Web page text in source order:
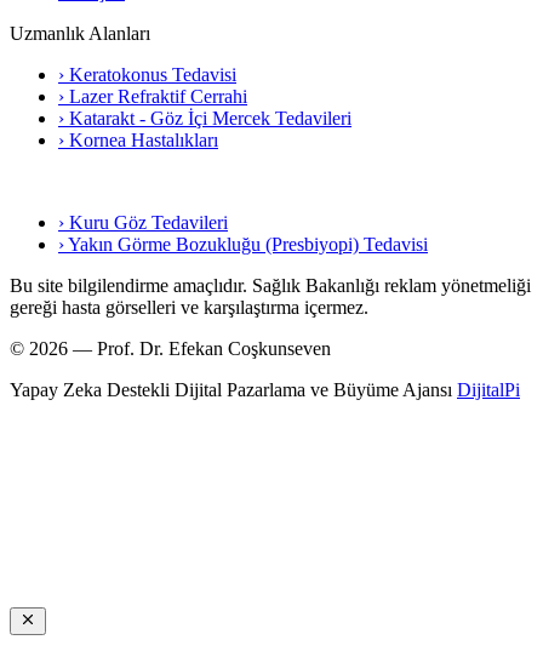
Uzmanlık Alanları
› Keratokonus Tedavisi
› Lazer Refraktif Cerrahi
› Katarakt - Göz İçi Mercek Tedavileri
› Kornea Hastalıkları
› Kuru Göz Tedavileri
› Yakın Görme Bozukluğu (Presbiyopi) Tedavisi
Bu site bilgilendirme amaçlıdır. Sağlık Bakanlığı reklam yönetmeliği
gereği hasta görselleri ve karşılaştırma içermez.
© 2026 — Prof. Dr. Efekan Coşkunseven
Yapay Zeka Destekli Dijital Pazarlama ve Büyüme Ajansı DijitalPi